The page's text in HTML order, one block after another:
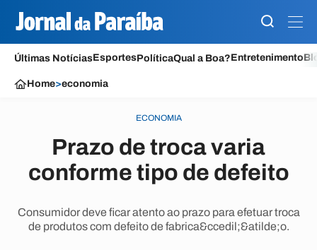
Últimas NotíciasEsportesPolíticaQual a Boa?Entretenimento
Home>economia
ECONOMIA
Prazo de troca varia
conforme tipo de defeito
Consumidor deve ficar atento ao prazo para efetuar troca
de produtos com defeito de fabrica&ccedil;&atilde;o.